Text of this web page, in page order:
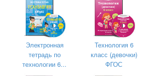
Поехали.
О ТАТУИРОВКАХ.
Примечание: мы рассматриваем
Снять татуированную проще.
Электронная
тетрадь по
технологии 6...
Технология 6
класс (девочки)
ФГОС